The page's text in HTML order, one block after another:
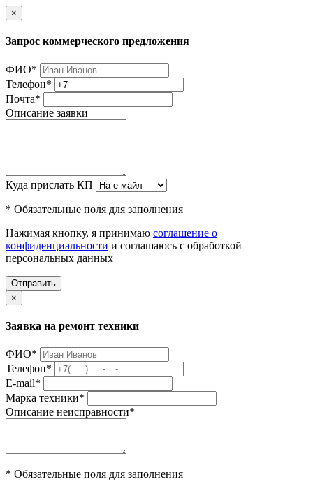
×
Запрос коммерческого предложения
ФИО*
Телефон*
Почта*
Описание заявки
Куда прислать КП
* Обязательные поля для заполнения
Нажимая кнопку, я принимаю соглашение о
конфиденциальности и соглашаюсь с обработкой
персональных данных
Отправить
×
Заявка на ремонт техники
ФИО*
Телефон*
E-mail*
Марка техники*
Описание неисправности*
* Обязательные поля для заполнения